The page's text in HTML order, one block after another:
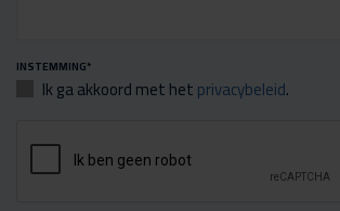
INSTEMMING*
Ik ga akkoord met hetprivacybeleid.